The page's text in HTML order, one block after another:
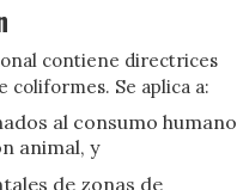
contiene directrices
coliformes. Se aplica a:
al consumo humano
animal, y
de zonas de